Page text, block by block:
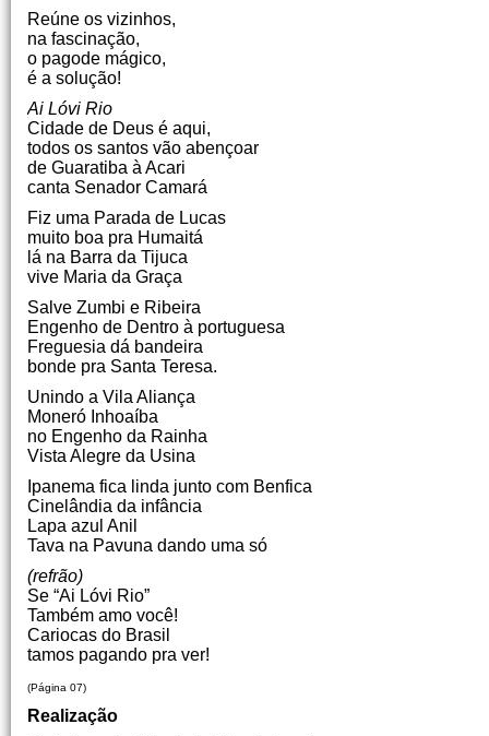
Reúne os vizinhos,
na fascinação,
o pagode mágico,
é a solução!
Ai Lóvi Rio
Cidade de Deus é aqui,
todos os santos vão abençoar
de Guaratiba à Acari
canta Senador Camará
Fiz uma Parada de Lucas
muito boa pra Humaitá
lá na Barra da Tijuca
vive Maria da Graça
Salve Zumbi e Ribeira
Engenho de Dentro à portuguesa
Freguesia dá bandeira
bonde pra Santa Teresa.
Unindo a Vila Aliança
Moneró Inhoaíba
no Engenho da Rainha
Vista Alegre da Usina
Ipanema fica linda junto com Benfica
Cinelândia da infância
Lapa azul Anil
Tava na Pavuna dando uma só
(refrão)
Se “Ai Lóvi Rio”
Também amo você!
Cariocas do Brasil
tamos pagando pra ver!
(Página 07)
Realização